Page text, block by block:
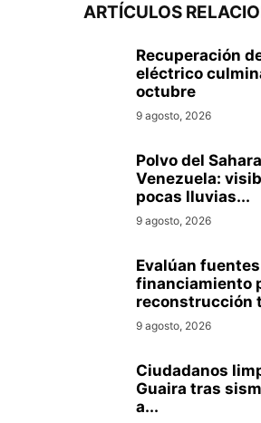
ARTÍCULOS
Recuperación
eléctrico
octubre
9 agosto, 2026
Polvo del
Venezuela:
pocas lluvias...
9 agosto, 2026
Evalúan
financiamiento
reconstrucción
9 agosto, 2026
Ciudadanos
Guaira tras
a...